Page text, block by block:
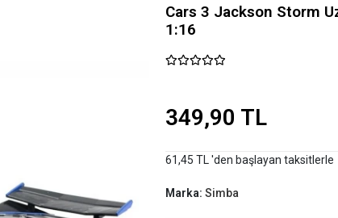
Cars 3 Jackson Storm
1:16
349,90 TL
61,45 TL 'den başlayan taksitlerle
Marka: Simba